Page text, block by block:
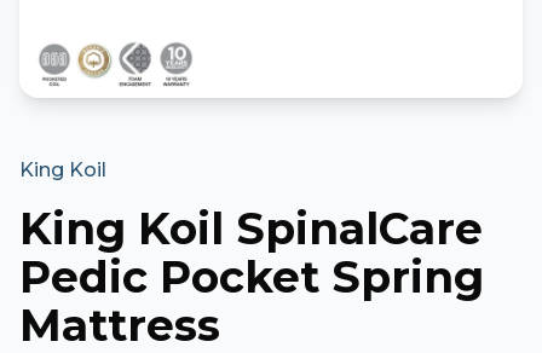
King Koil
King Koil SpinalCare
Pedic Pocket Spring
Mattress